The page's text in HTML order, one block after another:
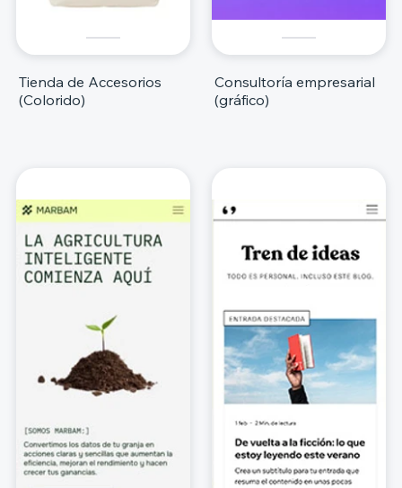
Tienda de Accesorios
(Colorido)
Consultoría empresarial
(gráfico)